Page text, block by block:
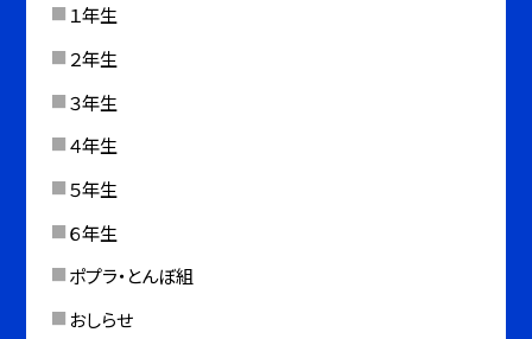
１年生
２年生
３年生
４年生
５年生
６年生
ポプラ・とんぼ組
おしらせ